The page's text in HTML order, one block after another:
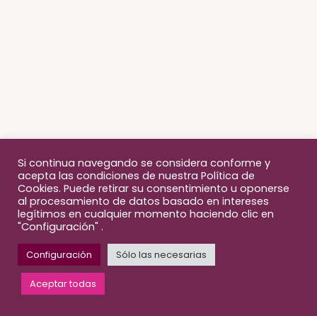
© 2026 Fiftee
Aviso Legal Política de privacidad
Si continua navegando se considera conforme y
acepta las condiciones de nuestra Política de
Cookies. Puede retirar su consentimiento u oponerse
al procesamiento de datos basado en intereses
legítimos en cualquier momento haciendo clic en
"Configuración" .
Configuración Sólo las necesarias
Aceptar todas